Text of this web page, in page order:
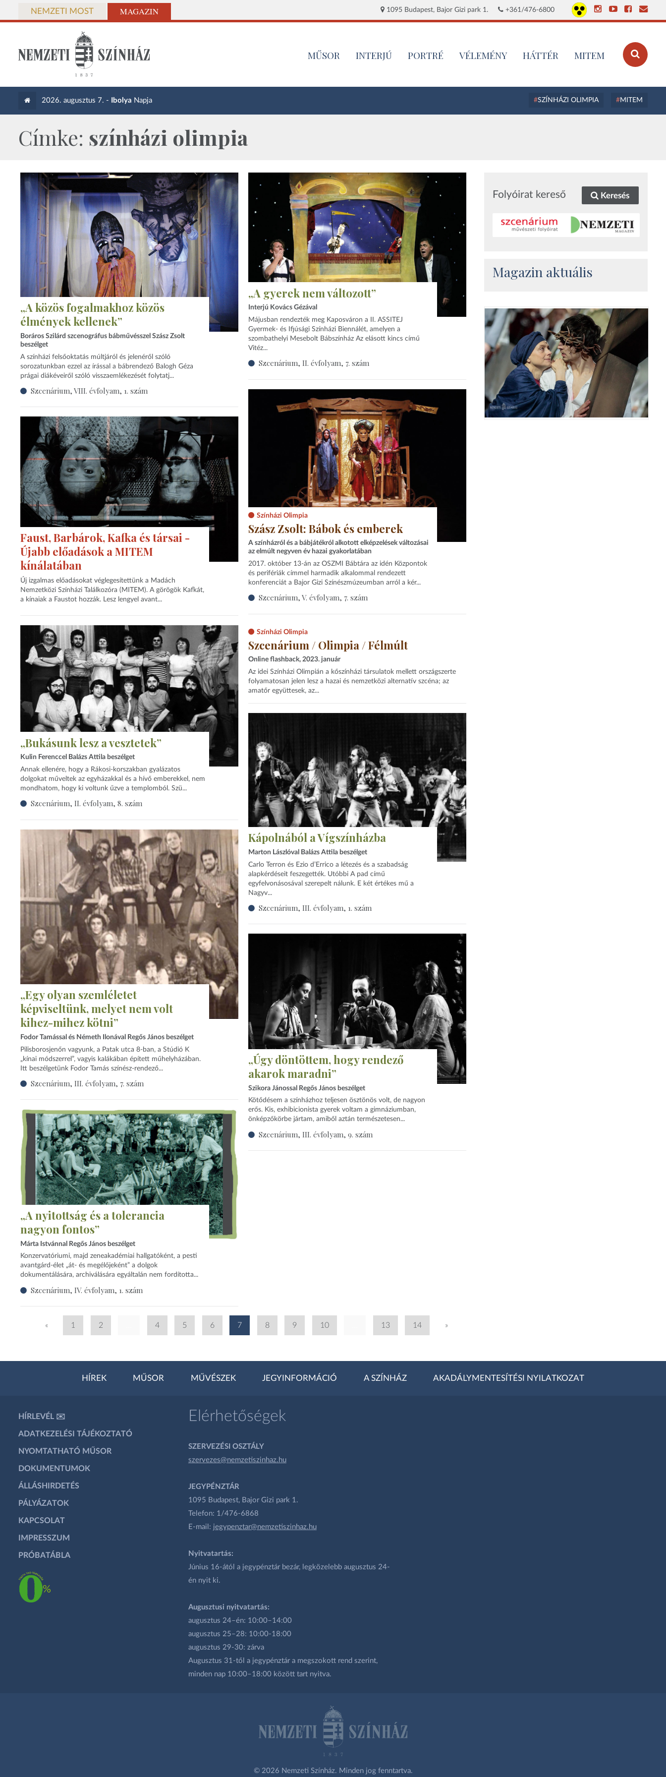
NEMZETI MOST MAGAZIN 1095 Budapest, Bajor Gizi park 1. +361/476-6800
MŰSOR INTERJÚ PORTRÉ VÉLEMÉNY HÁTTÉR MITEM
2026. augusztus 7. - Ibolya Napja SZÍNHÁZI OLIMPIA MITEM
Címke: színházi olimpia
„A közös fogalmakhoz közös
élmények kellenek”
Boráros Szilárd szcenográfus bábművésszel Szász Zsolt
beszélget
A színházi felsőoktatás múltjáról és jelenéről szóló
sorozatunkban ezzel az írással a bábrendező Balogh Géza
prágai diákéveiről szóló visszaemlékezését folytatj...
Szcenárium, VIII. évfolyam, 1. szám
„A gyerek nem változott”
Interjú Kovács Gézával
Májusban rendezték meg Kaposváron a II. ASSITEJ
Gyermek- és Ifjúsági Színházi Biennálét, amelyen a
szombathelyi Mesebolt Bábszínház Az elásott kincs című
Vitéz...
Szcenárium, II. évfolyam, 7. szám
Színházi Olimpia
Szász Zsolt: Bábok és emberek
A színházról és a bábjátékról alkotott elképzelések változásai
az elmúlt negyven év hazai gyakorlatában
2017. október 13-án az OSZMI Bábtára az idén Központok
és perifériák címmel harmadik alkalommal rendezett
konferenciát a Bajor Gizi Színészmúzeumban arról a kér...
Szcenárium, V. évfolyam, 7. szám
Faust, Barbárok, Kafka és társai -
Újabb előadások a MITEM
kínálatában
Új izgalmas előadásokat véglegesítettünk a Madách
Nemzetközi Színházi Találkozóra (MITEM). A görögök Kafkát,
a kínaiak a Faustot hozzák. Lesz lengyel avant...
Színházi Olimpia
Szcenárium / Olimpia / Félmúlt
Online flashback, 2023. január
Az idei Színházi Olimpián a kőszínházi társulatok mellett országszerte
folyamatosan jelen lesz a hazai és nemzetközi alternatív szcéna; az
amatőr együttesek, az...
„Bukásunk lesz a vesztetek”
Kulin Ferenccel Balázs Attila beszélget
Annak ellenére, hogy a Rákosi-korszakban gyalázatos
dolgokat műveltek az egyházakkal és a hívő emberekkel, nem
mondhatom, hogy ki voltunk űzve a templomból. Szü...
Szcenárium, II. évfolyam, 8. szám
Kápolnából a Vígszínházba
Marton Lászlóval Balázs Attila beszélget
Carlo Terron és Ezio d’Errico a létezés és a szabadság
alapkérdéseit feszegették. Utóbbi A pad című
egyfelvonásosával szerepelt nálunk. E két értékes mű a
Nagyv...
Szcenárium, III. évfolyam, 1. szám
„Egy olyan szemléletet
képviseltünk, melyet nem volt
kihez-mihez kötni”
Fodor Tamással és Németh Ilonával Regős János beszélget
Pilisborosjenőn vagyunk, a Patak utca 8-ban, a Stúdió K
„kínai módszerrel”, vagyis kalákában épített műhelyházában.
Itt beszélgetünk Fodor Tamás színész-rendező...
Szcenárium, III. évfolyam, 7. szám
„Úgy döntöttem, hogy rendező
akarok maradni”
Szikora Jánossal Regős János beszélget
Kötődésem a színházhoz teljesen ösztönös volt, de nagyon
erős. Kis, exhibicionista gyerek voltam a gimnáziumban,
önképzőkörbe jártam, amiből aztán természetesen...
Szcenárium, III. évfolyam, 9. szám
„A nyitottság és a tolerancia
nagyon fontos”
Márta Istvánnal Regős János beszélget
Konzervatóriumi, majd zeneakadémiai hallgatóként, a pesti
avantgárd-élet „át- és megélőjeként” a dolgok
dokumentálására, archiválására egyáltalán nem fordította...
Szcenárium, IV. évfolyam, 1. szám
« 1 2 4 5 6 7 8 9 10 13 14 »
Folyóirat kereső Keresés
Magazin aktuális
HÍREK MŰSOR MŰVÉSZEK JEGYINFORMÁCIÓ A SZÍNHÁZ AKADÁLYMENTESÍTÉSI NYILATKOZAT
HÍRLEVÉL ✉️
ADATKEZELÉSI TÁJÉKOZTATÓ
NYOMTATHATÓ MŰSOR
DOKUMENTUMOK
ÁLLÁSHIRDETÉS
PÁLYÁZATOK
KAPCSOLAT
IMPRESSZUM
PRÓBATÁBLA
Elérhetőségek
SZERVEZÉSI OSZTÁLY
szervezes@nemzetiszinhaz.hu
JEGYPÉNZTÁR
1095 Budapest, Bajor Gizi park 1.
Telefon: 1/476-6868
E-mail: jegypenztar@nemzetiszinhaz.hu
Nyitvatartás:
Június 16-ától a jegypénztár bezár, legközelebb augusztus 24-
én nyit ki.
Augusztusi nyitvatartás:
augusztus 24–én: 10:00–14:00
augusztus 25–28: 10:00-18:00
augusztus 29-30: zárva
Augusztus 31-től a jegypénztár a megszokott rend szerint,
minden nap 10:00–18:00 között tart nyitva.
© 2026 Nemzeti Színház. Minden jog fenntartva.